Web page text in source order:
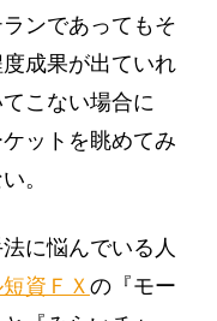
ンであってもそ
成果が出ていれ
こない場合に
ットを眺めてみ
。
に悩んでいる人
資ＦＸ の『モー